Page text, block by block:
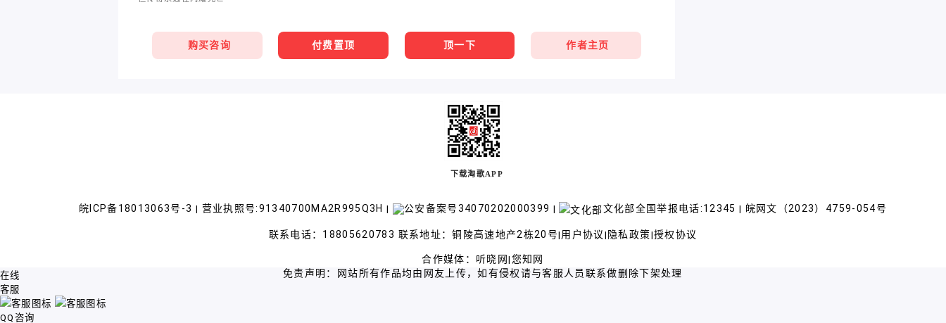
购买咨询 付费置顶 顶一下 作者主页
下载淘歌APP
皖ICP备18013063号-3 | 营业执照号:91340700MA2R995Q3H | 公安备案号34070202000399 | 文化部全国举报电话:12345 | 皖网文（2023）4759-054号
联系电话：18805620783 联系地址：铜陵高速地产2栋20号| 用户协议 | 隐私政策|授权协议
合作媒体： 听晓网| 您知网
免责声明：网站所有作品均由网友上传，如有侵权请与客服人员联系做删除下架处理
在线
客服
QQ咨询